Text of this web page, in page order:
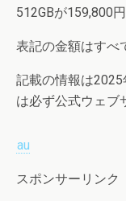
512GBが159,800円
表記の金額はすべ
記載の情報は
は必ず公式ウェブ
au
スポンサーリンク